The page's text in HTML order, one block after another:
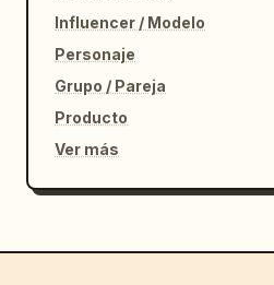
Influencer / Modelo
Personaje
Grupo / Pareja
Producto
Ver más